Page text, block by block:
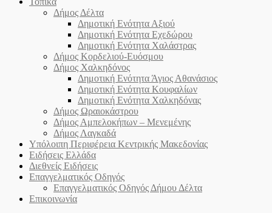
Δήμος Δέλτα
Δημοτική Ενότητα Αξιού
Δημοτική Ενότητα Εχεδώρου
Δημοτική Ενότητα Χαλάστρας
Δήμος Κορδελιού-Ευόσμου
Δήμος Χαλκηδόνος
Δημοτική Ενότητα Άγιος Αθανάσιος
Δημοτική Ενότητα Κουφαλίων
Δημοτική Ενότητα Χαλκηδόνας
Δήμος Ωραιοκάστρου
Δήμος Αμπελοκήπων – Μενεμένης
Δήμος Λαγκαδά
Υπόλοιπη Περιφέρεια Κεντρικής Μακεδονίας
Ειδήσεις Ελλάδα
Διεθνείς Ειδήσεις
Επαγγελματικός Οδηγός
Επαγγελματικός Οδηγός Δήμου Δέλτα
Επικοινωνία